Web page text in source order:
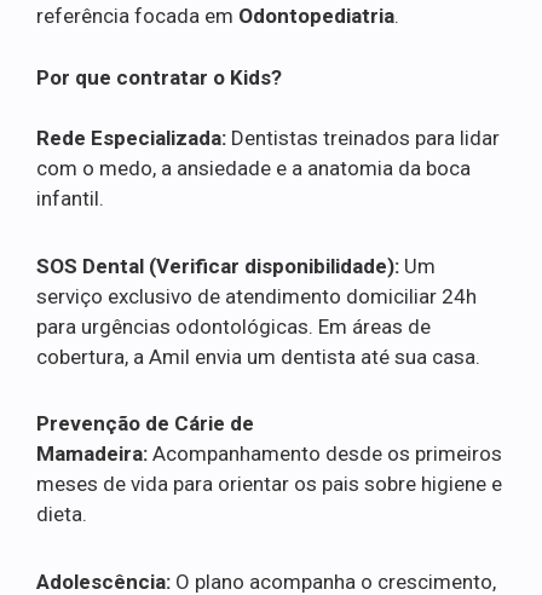
referência focada em Odontopediatria.
Por que contratar o Kids?
Rede Especializada: Dentistas treinados para lidar
com o medo, a ansiedade e a anatomia da boca
infantil.
SOS Dental (Verificar disponibilidade): Um
serviço exclusivo de atendimento domiciliar 24h
para urgências odontológicas. Em áreas de
cobertura, a Amil envia um dentista até sua casa.
Prevenção de Cárie de
Mamadeira: Acompanhamento desde os primeiros
meses de vida para orientar os pais sobre higiene e
dieta.
Adolescência: O plano acompanha o crescimento,